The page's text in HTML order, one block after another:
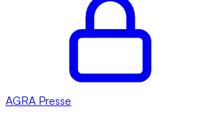
AGRA Presse